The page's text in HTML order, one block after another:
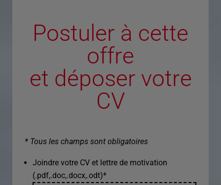
Postuler à cette
offre
et déposer votre
CV
* Tous les champs sont obligatoires
Joindre votre CV et lettre de motivation
(.pdf,.doc,.docx,.odt)*